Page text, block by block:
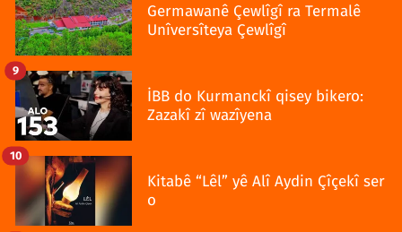
Germawanê Çewlîgî ra Termalê
Unîversîteya Çewlîgî
İBB do Kurmanckî qisey bikero:
Zazakî zî wazîyena
9
Kitabê “Lêl” yê Alî Aydin Çîçekî ser
o
10